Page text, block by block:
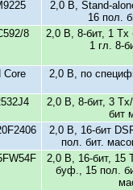
2,0 B, Stand-
16 пол.
8
2,0 В, 8-бит, 1
1 гл. 8-
Core 2,0 B, по
2,0 B, 8-бит, 3
бит
2,0 B, 16-бит
пол. бит.
2,0 B, 16-бит, 15
буф., 15 пол.